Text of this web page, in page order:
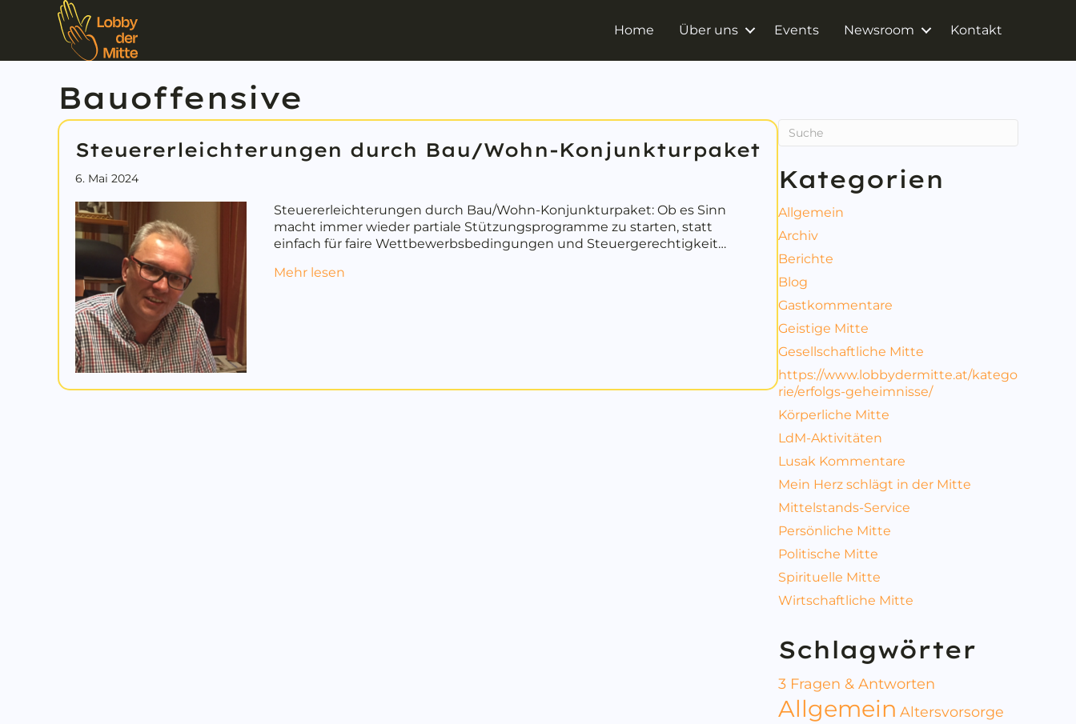
Home Über uns Events Newsroom Kontakt
Bauoffensive
Steuererleichterungen durch Bau/Wohn-Konjunkturpaket
6. Mai 2024
Steuererleichterungen durch Bau/Wohn-Konjunkturpaket: Ob es Sinn
macht immer wieder partiale Stützungsprogramme zu starten, statt
einfach für faire Wettbewerbsbedingungen und Steuergerechtigkeit…
Mehr lesen
Kategorien
Allgemein
Archiv
Berichte
Blog
Gastkommentare
Geistige Mitte
Gesellschaftliche Mitte
https://www.lobbydermitte.at/katego
rie/erfolgs-geheimnisse/
Körperliche Mitte
LdM-Aktivitäten
Lusak Kommentare
Mein Herz schlägt in der Mitte
Mittelstands-Service
Persönliche Mitte
Politische Mitte
Spirituelle Mitte
Wirtschaftliche Mitte
Schlagwörter
3 Fragen & Antworten
Allgemein Altersvorsorge